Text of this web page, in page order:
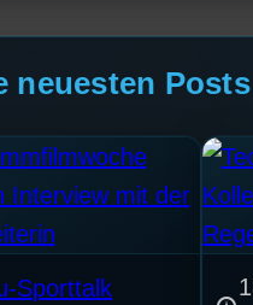
neuesten
Sporttalk